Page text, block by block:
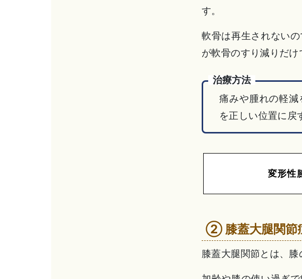
す。
軟骨は再生されない
が軟骨のすり減りだけ
治療方法
痛みや腫れの軽
を正しい位置に戻
変形性
② 膝蓋大腿関節
膝蓋大腿関節とは、膝